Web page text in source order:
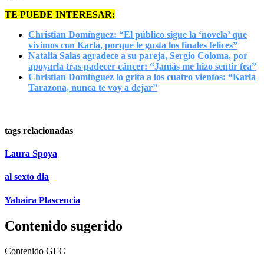
TE PUEDE INTERESAR:
Christian Domínguez: “El público sigue la ‘novela’ que
vivimos con Karla, porque le gusta los finales felices”
Natalia Salas agradece a su pareja, Sergio Coloma, por
apoyarla tras padecer cáncer: “Jamás me hizo sentir fea”
Christian Domínguez lo grita a los cuatro vientos: “Karla
Tarazona, nunca te voy a dejar”
tags relacionadas
Laura Spoya
al sexto dia
Yahaira Plascencia
Contenido sugerido
Contenido GEC